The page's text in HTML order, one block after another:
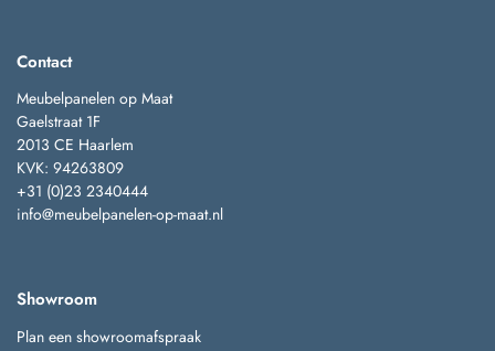
Contact
Meubelpanelen op Maat
Gaelstraat 1F
2013 CE Haarlem
KVK: 94263809
+31 (0)23 2340444
info@meubelpanelen-op-maat.nl
Showroom
Plan een showroomafspraak